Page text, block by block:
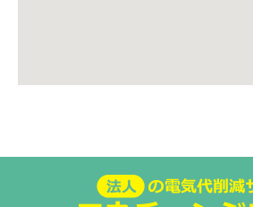
法人の電気代削減サービス
ジBizなら